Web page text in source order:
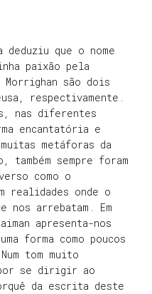
deduziu que o nome
paixão pela
são dois
respectivamente.
nas diferentes
encantatória e
metáforas da
também sempre foram
como o
realidades onde o
nos arrebatam. Em
apresenta-nos
forma como poucos
tom muito
se dirigir ao
da escrita deste